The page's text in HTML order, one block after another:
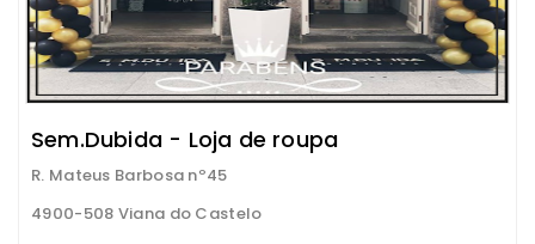
Sem.Dubida - Loja de roupa
R. Mateus Barbosa nº45
4900-508 Viana do Castelo